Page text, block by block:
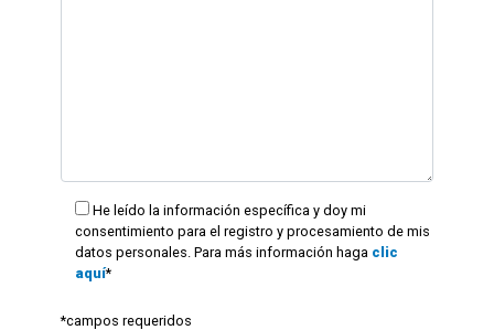
He leído la información específica y doy mi
consentimiento para el registro y procesamiento de mis
datos personales. Para más información haga clic
aquí*
*campos requeridos